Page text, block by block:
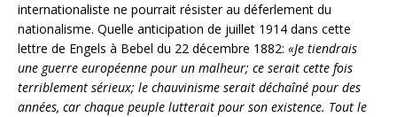
internationaliste ne pourrait résister au déferlement du
nationalisme. Quelle anticipation de juillet 1914 dans cette
lettre de Engels à Bebel du 22 décembre 1882: «Je tiendrais
une guerre européenne pour un malheur; ce serait cette fois
terriblement sérieux; le chauvinisme serait déchaîné pour des
années, car chaque peuple lutterait pour son existence. Tout le